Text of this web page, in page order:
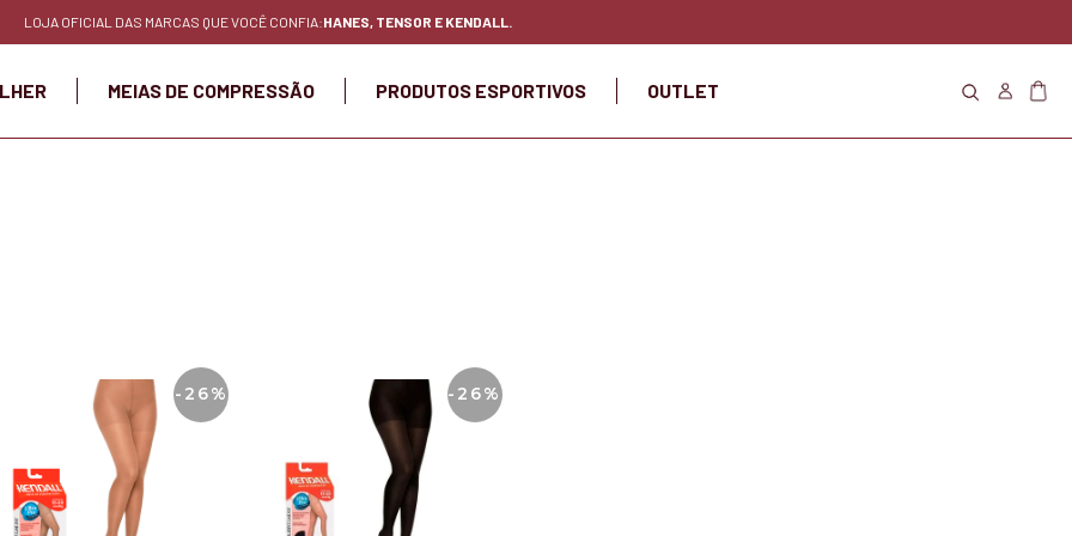
LOJA OFICIAL DAS MARCAS QUE VOCÊ CONFIA:HANES, TENSOR E KENDALL.
MEIAS DE COMPRESSÃO PRODUTOS ESPORTIVOS OUTLET
-26% -26%